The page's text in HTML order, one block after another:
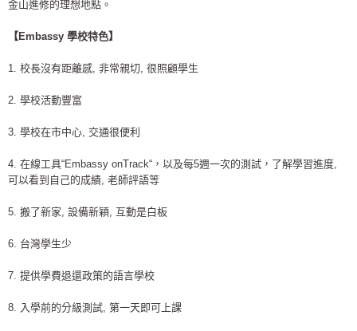
金山進修的理想地點。
【Embassy 學校特色】
1. 校長沒有距離感, 非常親切, 很照顧學生
2. 學校活動豐富
3. 學校在市中心, 交通很便利
4. 在線工具“Embassy onTrack“，以及每5週一次的測試，了解學習進度,
可以看到自己的成績, 老師評語等
5. 搬了新家, 設備新穎, 互動是白板
6. 台灣學生少
7. 提供學費退還政策的語言學校
8. 入學前的分級測試, 第一天即可上課